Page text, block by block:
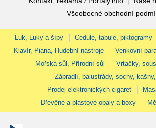
Všeobecné obchodní
Luk, Luky a šípy Cedule, tabule, piktogramy
Klavír, Piana, Hudební nástroje
Venkovní
Mořská sůl, Přírodní sůl
Vrtačky,
Zábradlí, balustrády, sochy, kašny,
Prodej elektronických cigaret
Dřevěné a plastové obaly a boxy